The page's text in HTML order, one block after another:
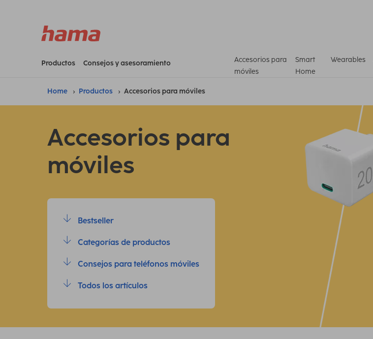
Productos Consejos y asesoramiento
Accesorios para
móviles
Smart
Home
Wearables
Home Productos Accesorios para móviles
Accesorios para
móviles
Bestseller
Categorías de productos
Consejos para teléfonos móviles
Todos los artículos